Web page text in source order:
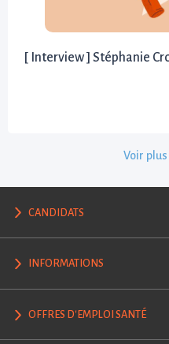
[ Interview ] Stéphanie
Voir
CANDIDATS
INFORMATIONS
OFFRES D'EMPLOI SANTÉ